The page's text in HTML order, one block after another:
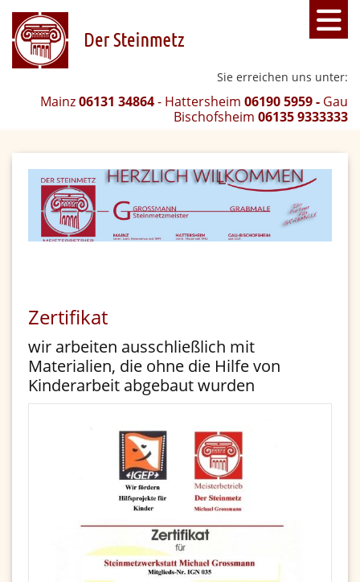
Sie erreichen uns unter:
Mainz06131 34864- Hattersheim 06190 5959 - Gau
Bischofsheim 06135 9333333
Zertifikat
wir arbeiten ausschließlich mit
Materialien, die ohne die Hilfe von
Kinderarbeit abgebaut wurden